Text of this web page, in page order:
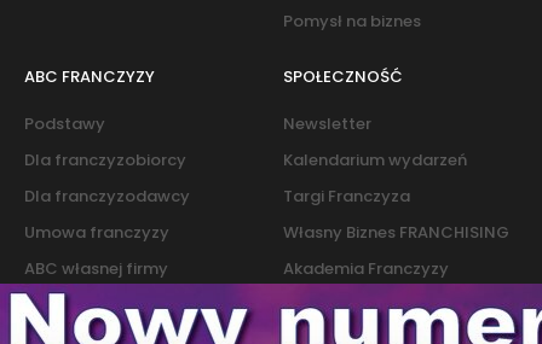
Pomysł na biznes
ABC FRANCZYZY
Podstawy
Dla franczyzobiorcy
Dla franczyzodawcy
Umowa franczyzy
ABC własnej firmy
Słownik franczyzy i biznesu
SPOŁECZNOŚĆ
Newsletter
Kalendarium wydarzeń
Targi Franczyza
Własny Biznes FRANCHISING
Akademia Franczyzy
Marketing